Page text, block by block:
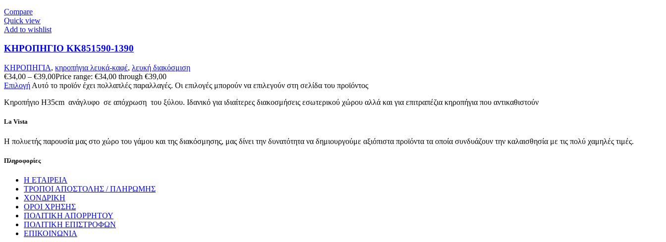
Compare
Quick view
Add to wishlist
ΚΗΡΟΠΗΓΙΟ KK851590-1390
ΚΗΡΟΠΗΓΙΑ, κηροπήγια λευκά-καφέ, λευκή διακόσμιση
€34,00 – €39,00Price range: €34,00 through €39,00
Επιλογή Αυτό το προϊόν έχει πολλαπλές παραλλαγές. Οι επιλογές μπορούν να επιλεγούν στη σελίδα του προϊόντος
Κηροπήγιο Η35cm ανάγλυφo σε απόχρωση του ξύλου. Ιδανικό για ιδιαίτερες διακοσμήσεις εσωτερικού χώρου αλλά και για επιτραπέζια κηροπήγια που αντικαθιστούν
La Vista
Η πολυετής παρουσία μας στο χώρο του γάμου και της διακόσμησης, μας δίνει την δυνατότητα να δημιουργούμε αξιόπιστα προϊόντα τα οποία συνδυάζουν την καλαισθησία με τις πολύ χαμηλές τιμές.
Πληροφορίες
Η ΕΤΑΙΡΕΙΑ
ΤΡΟΠΟΙ ΑΠΟΣΤΟΛΗΣ / ΠΛΗΡΩΜΗΣ
ΧΟΝΔΡΙΚΗ
ΟΡΟΙ ΧΡΗΣΗΣ
ΠΟΛΙΤΙΚΗ ΑΠΟΡΡΗΤΟΥ
ΠΟΛΙΤΙΚΗ ΕΠΙΣΤΡΟΦΩΝ
ΕΠΙΚΟΙΝΩΝΙΑ